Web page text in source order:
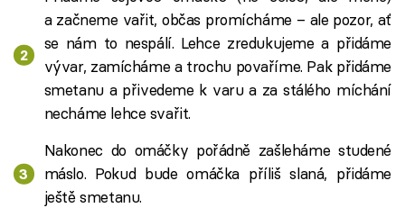
a začneme vařit, občas promícháme – ale pozor, ať
se nám to nespálí. Lehce zredukujeme a přidáme
vývar, zamícháme a trochu povaříme. Pak přidáme
smetanu a přivedeme k varu a za stálého míchání
necháme lehce svařit.
Nakonec do omáčky pořádně zašleháme studené
máslo. Pokud bude omáčka příliš slaná, přidáme
ještě smetanu.